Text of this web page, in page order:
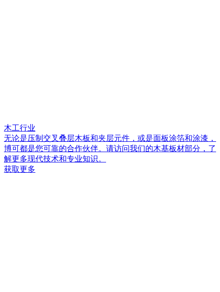
木工行业
无论是压制交叉叠层木板和夹层元件，或是面板涂箔和涂漆，
博可都是您可靠的合作伙伴。请访问我们的木基板材部分，了
解更多现代技术和专业知识。
获取更多